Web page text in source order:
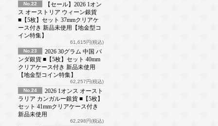
No.22
【セール】2026 1オン
ス オーストリア ウィーン銀貨
■【5枚】セット 37mmクリアケ
ース付き 新品未使用【地金型コ
イン特集】
61,615円(税込)
No.23
2026 30グラム 中国 パ
ンダ銀貨 ■【5枚】セット 40mm
クリアケース付き 新品未使用
【地金型コイン特集】
62,257円(税込)
No.24
2026 1オンス オースト
ラリア カンガルー銀貨 ■【5枚】
セット 41mmクリアケース付き
新品未使用
62,298円(税込)